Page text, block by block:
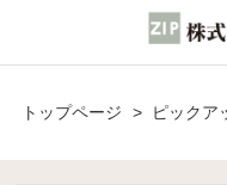
トップページ > ピックア